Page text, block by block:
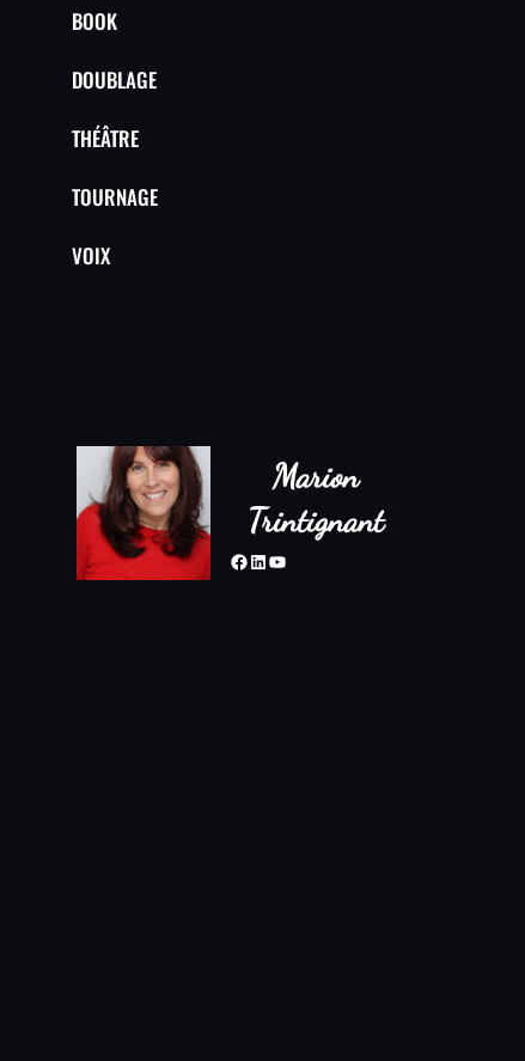
BOOK
DOUBLAGE
THÉÂTRE
TOURNAGE
VOIX
Marion
Trintignant
Facebook LinkedIn YouTube